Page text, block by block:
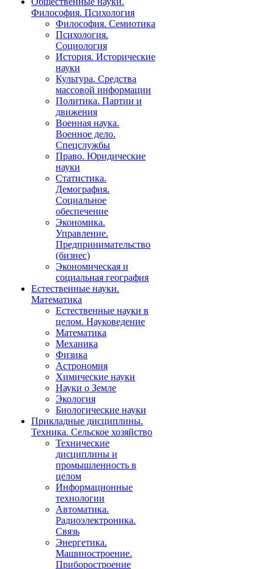
Философия. Психология
Философия. Семиотика
Психология.
Социология
История. Исторические
науки
Культура. Средства
массовой информации
Политика. Партии и
движения
Военная наука.
Военное дело.
Спецслужбы
Право. Юридические
науки
Статистика.
Демография.
Социальное
обеспечение
Экономика.
Управление.
Предпринимательство
(бизнес)
Экономическая и
социальная география
Естественные науки.
Математика
Естественные науки в
целом. Науковедение
Математика
Механика
Физика
Астрономия
Химические науки
Науки о Земле
Экология
Биологические науки
Прикладные дисциплины.
Техника. Сельское хозяйство
Технические
дисциплины и
промышленность в
целом
Информационные
технологии
Автоматика.
Радиоэлектроника.
Связь
Энергетика.
Машиностроение.
Приборостроение